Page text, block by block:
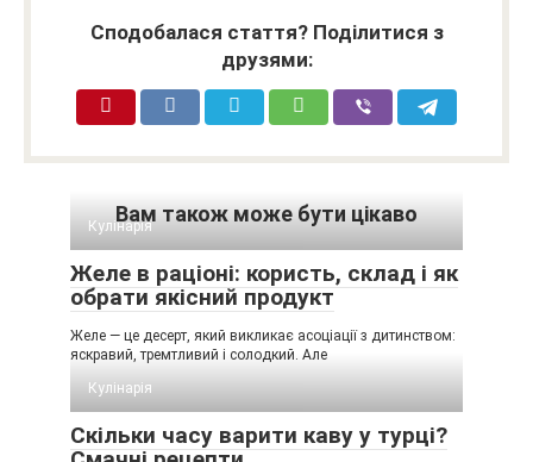
Сподобалася стаття? Поділитися з
друзями:
Вам також може бути цікаво
Кулінарія
Желе в раціоні: користь, склад і як
обрати якісний продукт
Желе — це десерт, який викликає асоціації з дитинством:
яскравий, тремтливий і солодкий. Але
Кулінарія
Скільки часу варити каву у турці?